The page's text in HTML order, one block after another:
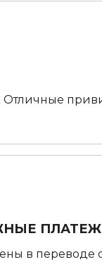
Отличные
в переводе